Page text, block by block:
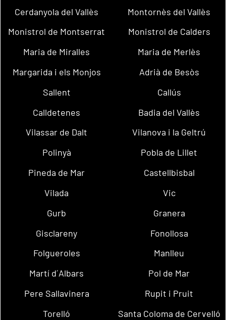
Cerdanyola del Vallès
Montornès del Vallès
Monistrol de Montserrat
Monistrol de Calders
Maria de Miralles
Maria de Merlès
Margarida i els Monjos
Adrià de Besòs
Sallent
Callús
Calldetenes
Badia del Vallès
Vilassar de Dalt
Vilanova i la Geltrú
Polinyà
Pobla de Lillet
Pineda de Mar
Castellbisbal
Vilada
Vic
Gurb
Granera
Gisclareny
Fonollosa
Folgueroles
Manlleu
Martí d´Albars
Pol de Mar
Pere Sallavinera
Rupit i Pruit
Torelló
Santa Coloma de Cervelló